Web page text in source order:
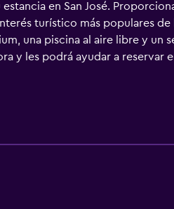
en San José.
turístico más populares de
una piscina al aire libre y un
y les podrá ayudar a reservar
que viajan con un
Nacional de Costa Rica y el